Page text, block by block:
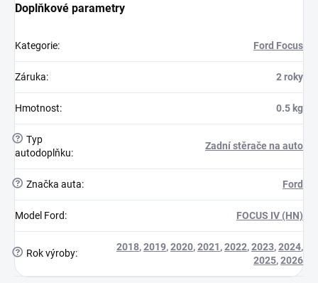
Doplňkové parametry
Kategorie: Ford Focus
Záruka: 2 roky
Hmotnost: 0.5 kg
? Typ
autodoplňku:
Zadní stěrače na auto
? Značka auta: Ford
Model Ford: FOCUS IV (HN)
? Rok výroby:
2018,2019,2020,2021,2022,2023,2024,
2025,2026